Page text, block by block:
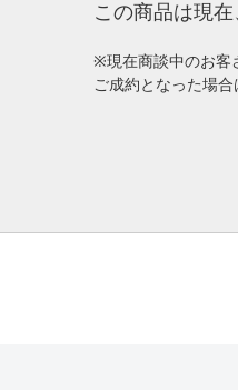
この商品は現
※現在商談中のお客
ご成約となった場